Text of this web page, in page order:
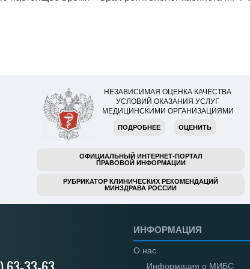
НЕЗАВИСИМАЯ ОЦЕНКА КАЧЕСТВА
УСЛОВИЙ ОКАЗАНИЯ УСЛУГ
МЕДИЦИНСКИМИ ОРГАНИЗАЦИЯМИ
ПОДРОБНЕЕ ОЦЕНИТЬ
ОФИЦИАЛЬНЫЙ ИНТЕРНЕТ-ПОРТАЛ
ПРАВОВОЙ ИНФОРМАЦИИ
РУБРИКАТОР КЛИНИЧЕСКИХ РЕКОМЕНДАЦИЙ
МИНЗДРАВА РОССИИ
ИНФОРМАЦИЯ
О нас
Информация о МИБС